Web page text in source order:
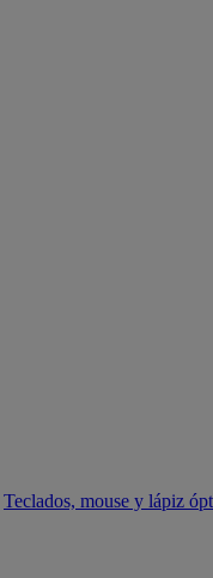
Teclados, mouse y lápiz